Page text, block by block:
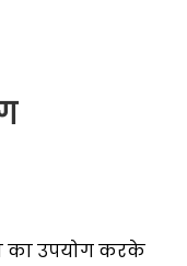
का उपयोग करके